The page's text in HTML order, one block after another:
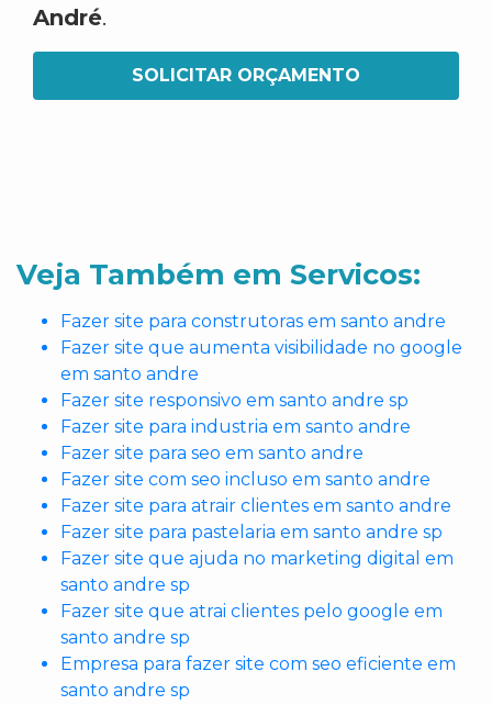
André.
SOLICITAR ORÇAMENTO
Veja Também em Servicos:
Fazer site para construtoras em santo andre
Fazer site que aumenta visibilidade no google
em santo andre
Fazer site responsivo em santo andre sp
Fazer site para industria em santo andre
Fazer site para seo em santo andre
Fazer site com seo incluso em santo andre
Fazer site para atrair clientes em santo andre
Fazer site para pastelaria em santo andre sp
Fazer site que ajuda no marketing digital em
santo andre sp
Fazer site que atrai clientes pelo google em
santo andre sp
Empresa para fazer site com seo eficiente em
santo andre sp